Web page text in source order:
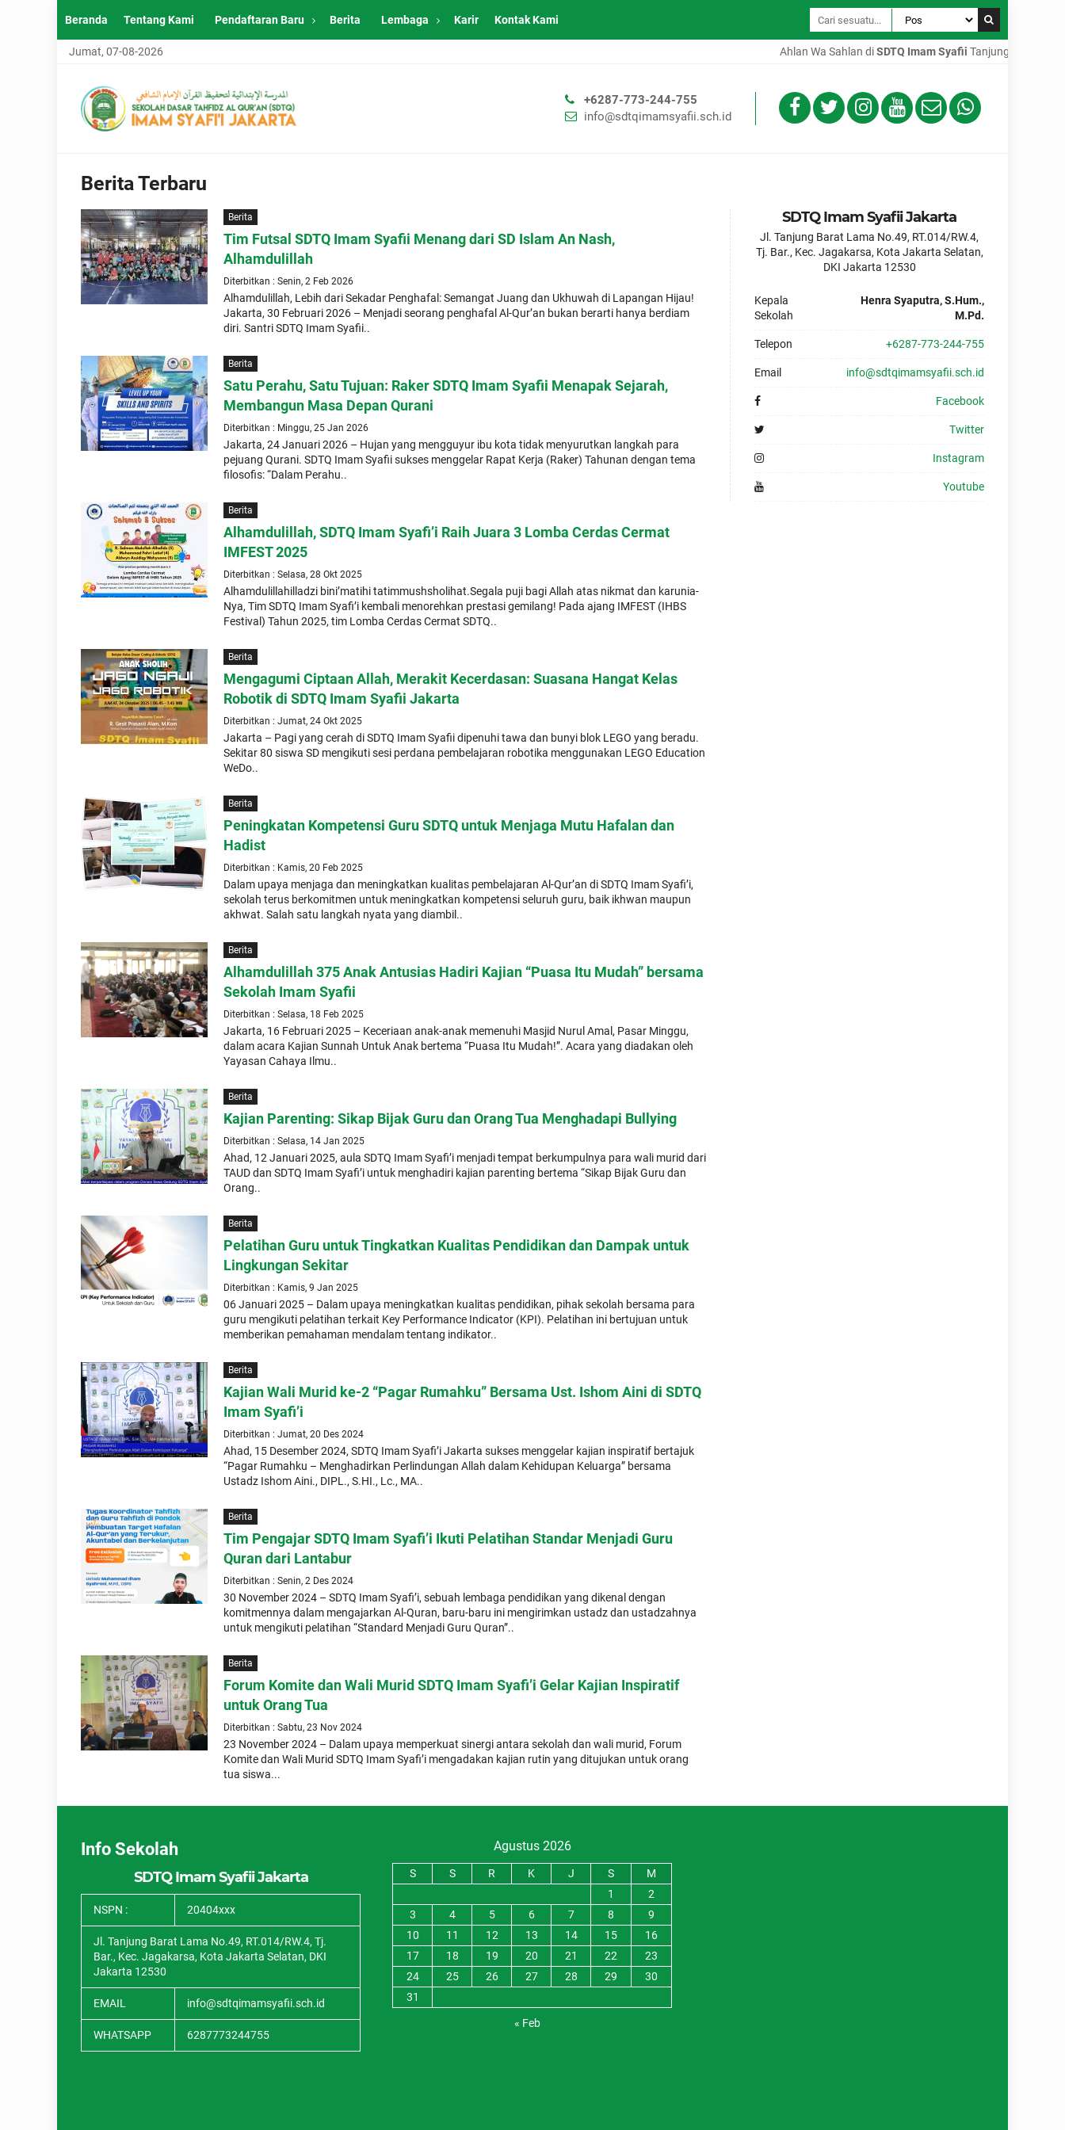
Beranda Tentang Kami Pendaftaran Baru Berita Lembaga Karir Kontak Kami
Jumat, 07-08-2026 Ahlan Wa Sahlan diSDTQ Imam SyafiiTanjung Barat Jakarta
+6287-773-244-755
info@sdtqimamsyafii.sch.id
Berita Terbaru
Berita
Tim Futsal SDTQ Imam Syafii Menang dari SD Islam An Nash,
Alhamdulillah
Diterbitkan : Senin, 2 Feb 2026
Alhamdulillah, Lebih dari Sekadar Penghafal: Semangat Juang dan Ukhuwah di Lapangan Hijau!
Jakarta, 30 Februari 2026 – Menjadi seorang penghafal Al-Qur’an bukan berarti hanya berdiam
diri. Santri SDTQ Imam Syafii..
Berita
Satu Perahu, Satu Tujuan: Raker SDTQ Imam Syafii Menapak Sejarah,
Membangun Masa Depan Qurani
Diterbitkan : Minggu, 25 Jan 2026
Jakarta, 24 Januari 2026 – Hujan yang mengguyur ibu kota tidak menyurutkan langkah para
pejuang Qurani. SDTQ Imam Syafii sukses menggelar Rapat Kerja (Raker) Tahunan dengan tema
filosofis: “Dalam Perahu..
Berita
Alhamdulillah, SDTQ Imam Syafi’i Raih Juara 3 Lomba Cerdas Cermat
IMFEST 2025
Diterbitkan : Selasa, 28 Okt 2025
Alhamdulillahilladzi bini’matihi tatimmushsholihat.Segala puji bagi Allah atas nikmat dan karunia-
Nya, Tim SDTQ Imam Syafi’i kembali menorehkan prestasi gemilang! Pada ajang IMFEST (IHBS
Festival) Tahun 2025, tim Lomba Cerdas Cermat SDTQ..
Berita
Mengagumi Ciptaan Allah, Merakit Kecerdasan: Suasana Hangat Kelas
Robotik di SDTQ Imam Syafii Jakarta
Diterbitkan : Jumat, 24 Okt 2025
Jakarta – Pagi yang cerah di SDTQ Imam Syafii dipenuhi tawa dan bunyi blok LEGO yang beradu.
Sekitar 80 siswa SD mengikuti sesi perdana pembelajaran robotika menggunakan LEGO Education
WeDo..
Berita
Peningkatan Kompetensi Guru SDTQ untuk Menjaga Mutu Hafalan dan
Hadist
Diterbitkan : Kamis, 20 Feb 2025
Dalam upaya menjaga dan meningkatkan kualitas pembelajaran Al-Qur’an di SDTQ Imam Syafi’i,
sekolah terus berkomitmen untuk meningkatkan kompetensi seluruh guru, baik ikhwan maupun
akhwat. Salah satu langkah nyata yang diambil..
Berita
Alhamdulillah 375 Anak Antusias Hadiri Kajian “Puasa Itu Mudah” bersama
Sekolah Imam Syafii
Diterbitkan : Selasa, 18 Feb 2025
Jakarta, 16 Februari 2025 – Keceriaan anak-anak memenuhi Masjid Nurul Amal, Pasar Minggu,
dalam acara Kajian Sunnah Untuk Anak bertema “Puasa Itu Mudah!”. Acara yang diadakan oleh
Yayasan Cahaya Ilmu..
Berita
Kajian Parenting: Sikap Bijak Guru dan Orang Tua Menghadapi Bullying
Diterbitkan : Selasa, 14 Jan 2025
Ahad, 12 Januari 2025, aula SDTQ Imam Syafi’i menjadi tempat berkumpulnya para wali murid dari
TAUD dan SDTQ Imam Syafi’i untuk menghadiri kajian parenting bertema “Sikap Bijak Guru dan
Orang..
Berita
Pelatihan Guru untuk Tingkatkan Kualitas Pendidikan dan Dampak untuk
Lingkungan Sekitar
Diterbitkan : Kamis, 9 Jan 2025
06 Januari 2025 – Dalam upaya meningkatkan kualitas pendidikan, pihak sekolah bersama para
guru mengikuti pelatihan terkait Key Performance Indicator (KPI). Pelatihan ini bertujuan untuk
memberikan pemahaman mendalam tentang indikator..
Berita
Kajian Wali Murid ke-2 “Pagar Rumahku” Bersama Ust. Ishom Aini di SDTQ
Imam Syafi’i
Diterbitkan : Jumat, 20 Des 2024
Ahad, 15 Desember 2024, SDTQ Imam Syafi’i Jakarta sukses menggelar kajian inspiratif bertajuk
“Pagar Rumahku – Menghadirkan Perlindungan Allah dalam Kehidupan Keluarga” bersama
Ustadz Ishom Aini., DIPL., S.HI., Lc., MA..
Berita
Tim Pengajar SDTQ Imam Syafi’i Ikuti Pelatihan Standar Menjadi Guru
Quran dari Lantabur
Diterbitkan : Senin, 2 Des 2024
30 November 2024 – SDTQ Imam Syafi’i, sebuah lembaga pendidikan yang dikenal dengan
komitmennya dalam mengajarkan Al-Quran, baru-baru ini mengirimkan ustadz dan ustadzahnya
untuk mengikuti pelatihan “Standard Menjadi Guru Quran”..
Berita
Forum Komite dan Wali Murid SDTQ Imam Syafi’i Gelar Kajian Inspiratif
untuk Orang Tua
Diterbitkan : Sabtu, 23 Nov 2024
23 November 2024 – Dalam upaya memperkuat sinergi antara sekolah dan wali murid, Forum
Komite dan Wali Murid SDTQ Imam Syafi’i mengadakan kajian rutin yang ditujukan untuk orang
tua siswa...
SDTQ Imam Syafii Jakarta
Jl. Tanjung Barat Lama No.49, RT.014/RW.4,
Tj. Bar., Kec. Jagakarsa, Kota Jakarta Selatan,
DKI Jakarta 12530
Kepala
Sekolah
Henra Syaputra, S.Hum.,
M.Pd.
Telepon +6287-773-244-755
Email info@sdtqimamsyafii.sch.id
Facebook
Twitter
Instagram
Youtube
Info Sekolah
SDTQ Imam Syafii Jakarta
NSPN : 20404xxx
Jl. Tanjung Barat Lama No.49, RT.014/RW.4, Tj.
Bar., Kec. Jagakarsa, Kota Jakarta Selatan, DKI
Jakarta 12530
EMAIL info@sdtqimamsyafii.sch.id
WHATSAPP 6287773244755
Agustus 2026
S S R K J S
M
1
2
3
4 5 6 7 8
9
10
11 12 13 14 15
16
17
18 19 20 21 22
23
24
25 26 27 28 29
30
31
« Feb